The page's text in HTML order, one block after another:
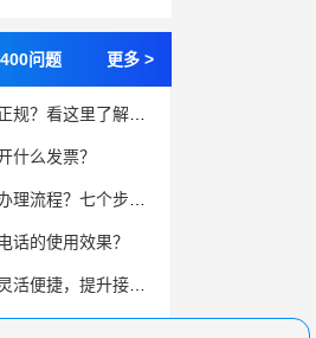
问题 更多 >
什么发票？
话的使用效果？
办理400电话服务